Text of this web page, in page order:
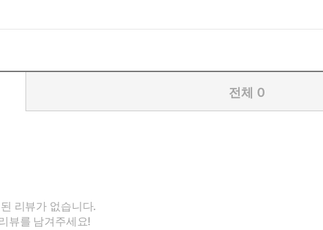
전체 0
리뷰가 없습니다.
뷰를 남겨주세요!